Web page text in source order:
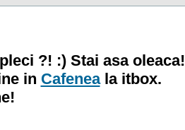
?! :) Stai asa oleaca!
in Cafeneala itbox.